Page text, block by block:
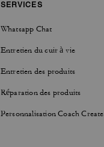
SERVICES
Whatsapp Chat
Entretien du cuir à vie
Entretien des produits
Réparation des produits
Personnalisation Coach Create